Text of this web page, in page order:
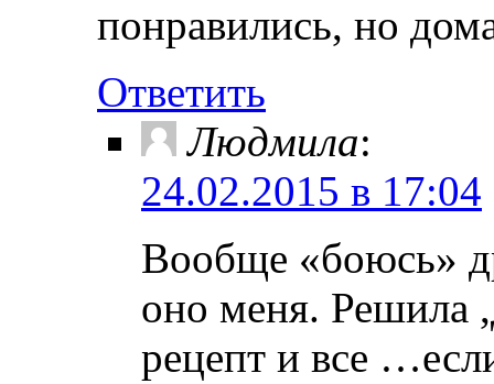
понравились, но
Ответить
Людмила:
24.02.2015 в 17:04
Вообще «боюсь»
оно меня. Решила
рецепт и все